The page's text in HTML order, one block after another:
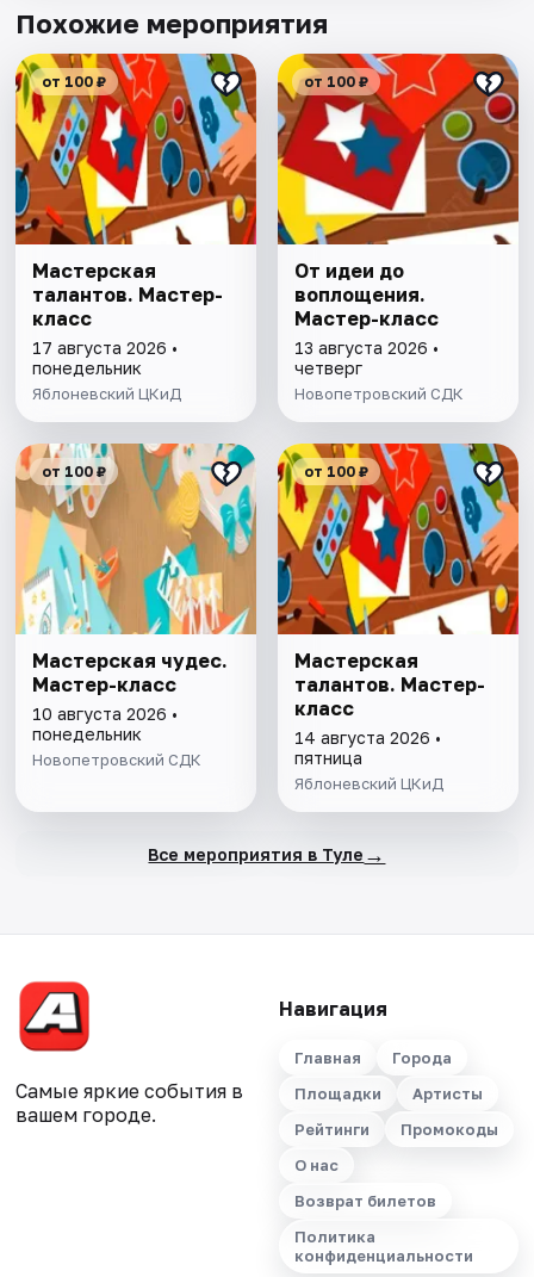
Похожие мероприятия
от 100 ₽
Мастерская
талантов. Мастер-
класс
17 августа 2026 •
понедельник
Яблоневский ЦКиД
от 100 ₽
От идеи до
воплощения.
Мастер-класс
13 августа 2026 •
четверг
Новопетровский СДК
от 100 ₽
Мастерская чудес.
Мастер-класс
10 августа 2026 •
понедельник
Новопетровский СДК
от 100 ₽
Мастерская
талантов. Мастер-
класс
14 августа 2026 •
пятница
Яблоневский ЦКиД
Все мероприятия в Туле →
Самые яркие события в
вашем городе.
Навигация
Главная
Города
Площадки
Артисты
Рейтинги
Промокоды
О нас
Возврат билетов
Политика
конфиденциальности